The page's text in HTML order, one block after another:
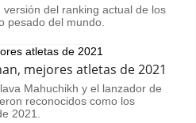
del ranking actual de los
pesado del mundo.
mejores atletas de 2021
Mahuchikh y el lanzador de
reconocidos como los
2021.